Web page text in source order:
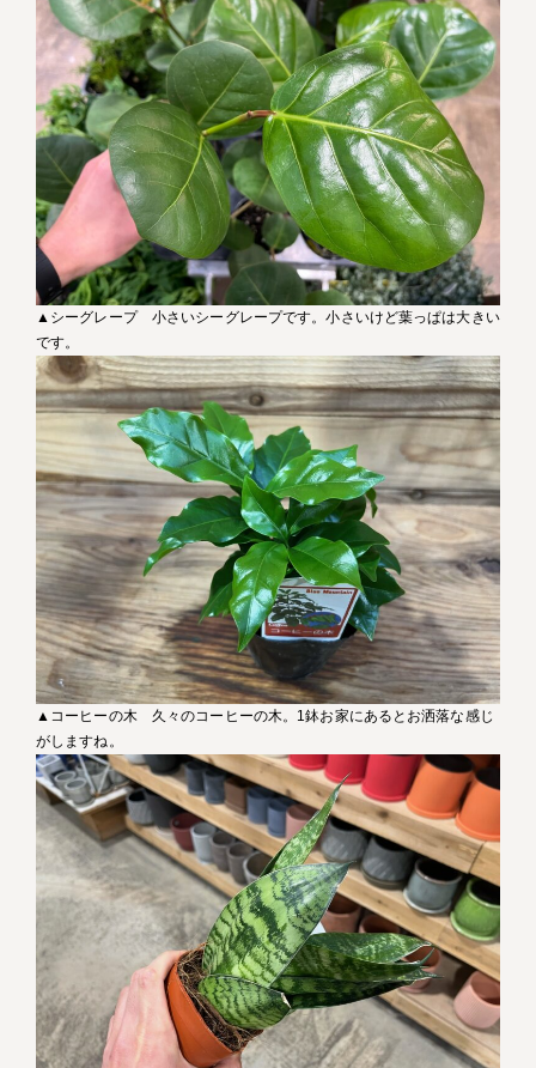
▲シーグレープ 小さいシーグレープです。小さいけど葉っぱは大きい
です。
▲コーヒーの木 久々のコーヒーの木。1鉢お家にあるとお洒落な感じ
がしますね。